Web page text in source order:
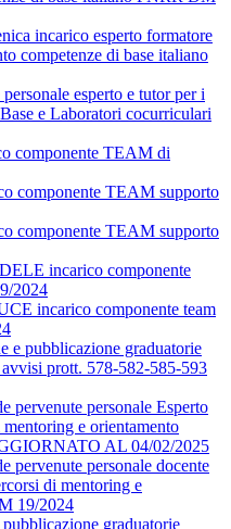
incarico esperto formatore
competenze di base italiano
esperto e tutor per i
e Laboratori cocurriculari
componente TEAM di
componente TEAM supporto
componente TEAM supporto
incarico componente
2024
incarico componente team
e pubblicazione graduatorie
prott. 578-582-585-593
pervenute personale Esperto
e orientamento
AL 04/02/2025
pervenute personale docente
di mentoring e
19/2024
graduatorie